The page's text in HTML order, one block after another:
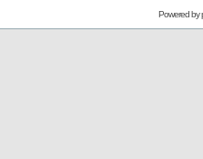
Powered by